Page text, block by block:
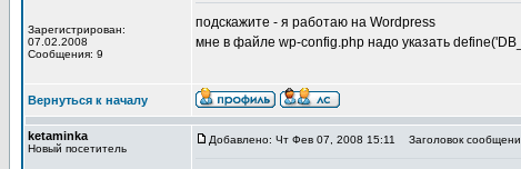
Зарегистрирован:
07.02.2008
Сообщения: 9
подскажите - я работаю на Wordpress
мне в файле wp-config.php надо указать
Вернуться к началу
ketaminka
Новый посетитель
Добавлено: Чт Фев 07, 2008 15:11 Заголовок